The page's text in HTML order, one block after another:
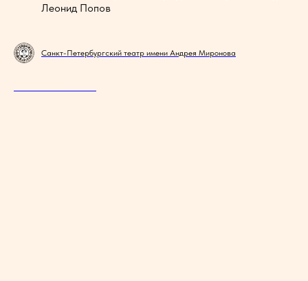
Леонид Попов
Санкт-Петербургский театр имени Андрея Миронова